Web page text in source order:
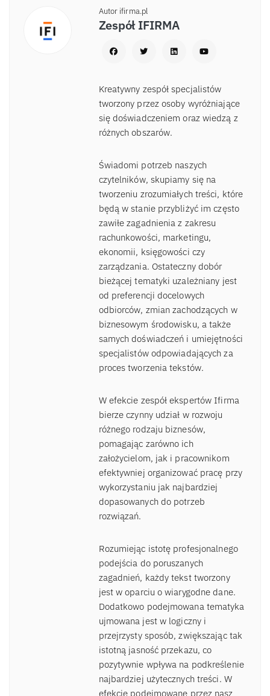
Autor ifirma.pl
Zespół IFIRMA
Kreatywny zespół specjalistów
tworzony przez osoby wyróżniające
się doświadczeniem oraz wiedzą z
różnych obszarów.
Świadomi potrzeb naszych
czytelników, skupiamy się na
tworzeniu zrozumiałych treści, które
będą w stanie przybliżyć im często
zawiłe zagadnienia z zakresu
rachunkowości, marketingu,
ekonomii, księgowości czy
zarządzania. Ostateczny dobór
bieżącej tematyki uzależniany jest
od preferencji docelowych
odbiorców, zmian zachodzących w
biznesowym środowisku, a także
samych doświadczeń i umiejętności
specjalistów odpowiadających za
proces tworzenia tekstów.
W efekcie zespół ekspertów Ifirma
bierze czynny udział w rozwoju
różnego rodzaju biznesów,
pomagając zarówno ich
założycielom, jak i pracownikom
efektywniej organizować pracę przy
wykorzystaniu jak najbardziej
dopasowanych do potrzeb
rozwiązań.
Rozumiejąc istotę profesjonalnego
podejścia do poruszanych
zagadnień, każdy tekst tworzony
jest w oparciu o wiarygodne dane.
Dodatkowo podejmowana tematyka
ujmowana jest w logiczny i
przejrzysty sposób, zwiększając tak
istotną jasność przekazu, co
pozytywnie wpływa na podkreślenie
najbardziej użytecznych treści. W
efekcie podejmowane przez nasz